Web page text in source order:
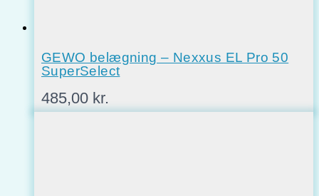
GEWO belægning – Nexxus EL Pro 50
SuperSelect
485,00 kr.